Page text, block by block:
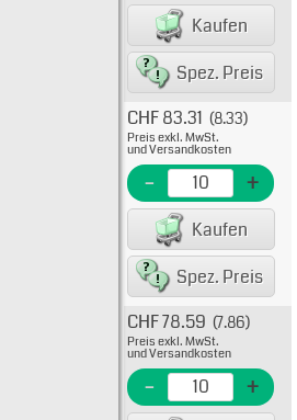
Kaufen
Spez. Preis
EME
CHF 83.31 (8.33)
Preis exkl. MwSt.
und Versandkosten
- +
Kaufen
Spez. Preis
Typ:
EME
CHF 78.59 (7.86)
Preis exkl. MwSt.
und Versandkosten
- +